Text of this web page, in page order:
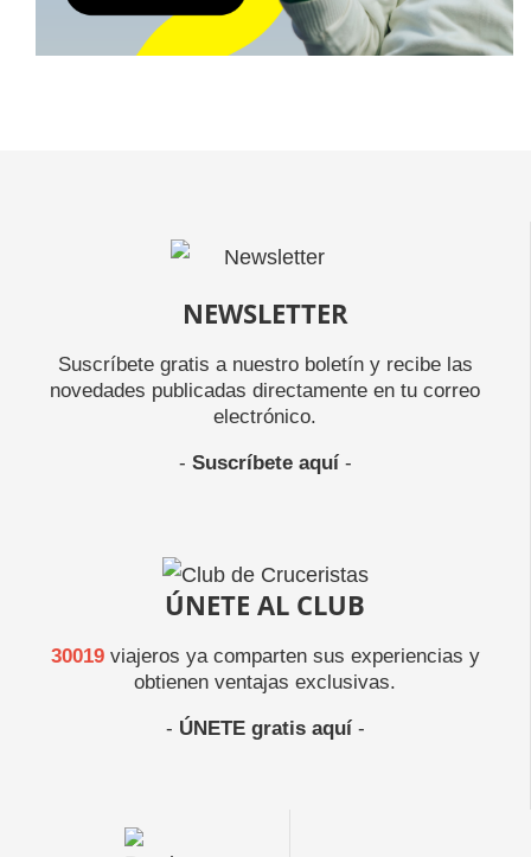
NEWSLETTER
Suscríbete gratis a nuestro boletín y recibe las
novedades publicadas directamente en tu correo
electrónico.
- Suscríbete aquí-
ÚNETE AL CLUB
30019viajeros ya comparten sus experiencias y
obtienen ventajas exclusivas.
- ÚNETE gratis aquí-